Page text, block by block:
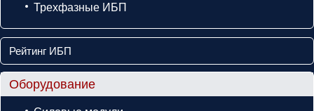
Трехфазные ИБП
Рейтинг ИБП
Оборудование